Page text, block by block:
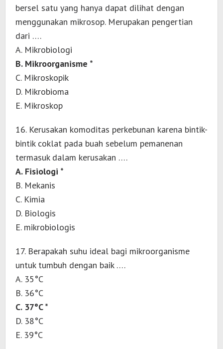
bersel satu yang hanya dapat dilihat dengan
menggunakan mikrosop. Merupakan pengertian
dari ….
A. Mikrobiologi
B. Mikroorganisme *
C. Mikroskopik
D. Mikrobioma
E. Mikroskop
16. Kerusakan komoditas perkebunan karena bintik-
bintik coklat pada buah sebelum pemanenan
termasuk dalam kerusakan ….
A. Fisiologi *
B. Mekanis
C. Kimia
D. Biologis
E. mikrobiologis
17. Berapakah suhu ideal bagi mikroorganisme
untuk tumbuh dengan baik ….
A. 35°C
B. 36°C
C. 37°C *
D. 38°C
E. 39°C